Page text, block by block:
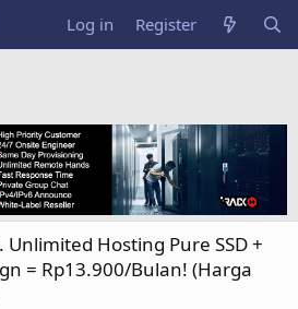
Log in Register
Hosting Pure SSD +
= Rp13.900/Bulan! (Harga